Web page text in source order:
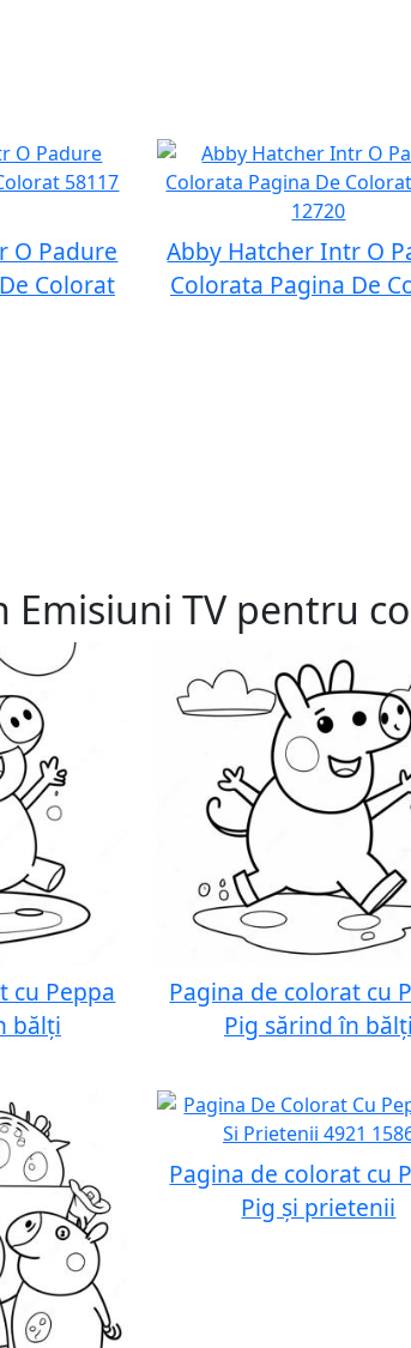
O Padure
Colorat
Abby Hatcher Intr O
Colorata Pagina De
TV pentru
cu Peppa
bălți
Pagina de colorat cu
Pig sărind în
Pagina de colorat cu
Pig și prietenii